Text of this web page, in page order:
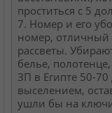
проститься с 5
7. Номер и его
номер, отличный
рассветы.
белье,
ЗП в Египте 50-
выселением,
ушли бы на